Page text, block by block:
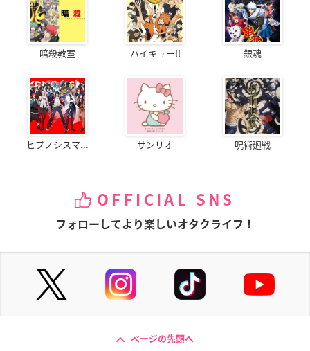
暗殺教室 ハイキュー!! 銀魂
ヒプノシスマ... サンリオ 呪術廻戦
OFFICIAL SNS
フォローしてより楽しいオタクライフ！
ページの先頭へ